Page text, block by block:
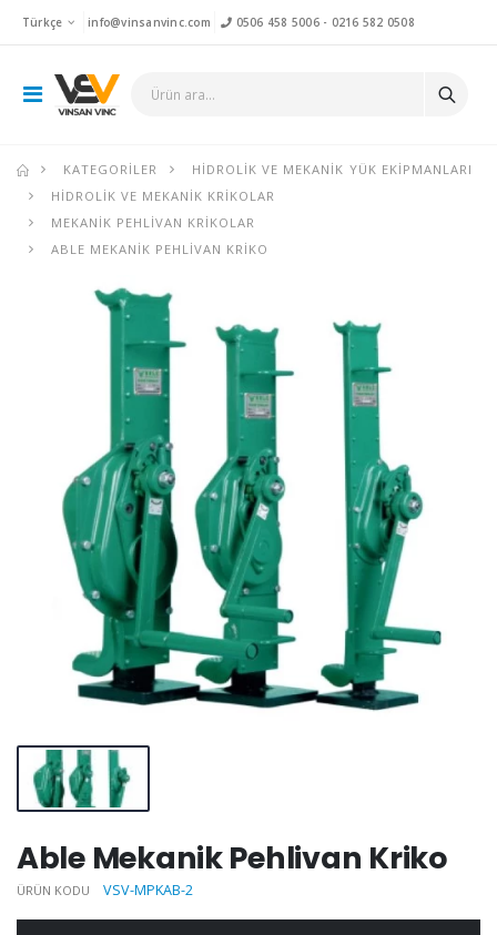
Türkçe info@vinsanvinc.com 0506 458 5006- 0216 582 0508
KATEGORILER
HIDROLIK VE MEKANIK YÜK EKIPMANLARI
HIDROLIK VE MEKANIK KRIKOLAR
MEKANIK PEHLIVAN KRIKOLAR
ABLE MEKANIK PEHLIVAN KRIKO
Able Mekanik Pehlivan Kriko
ÜRÜN KODU VSV-MPKAB-2